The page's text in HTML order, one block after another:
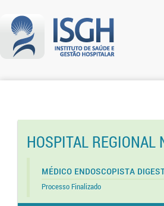
HOSPITAL REGIONAL
Médico Endoscopista
Processo Finalizado